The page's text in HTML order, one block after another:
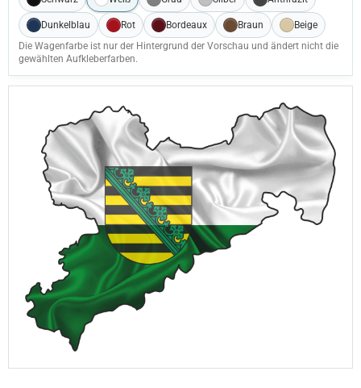
Dunkelblau Rot Bordeaux Braun
Beige
Die Wagenfarbe ist nur der Hintergrund der Vorschau und ändert nicht die
gewählten Aufkleberfarben.